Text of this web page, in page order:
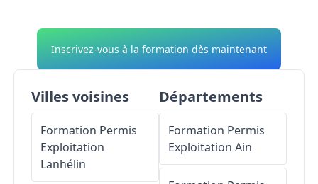
Inscrivez-vous à la formation dès maintenant
Villes voisines
Formation Permis
Exploitation
Lanhélin
Départements
Formation Permis
Exploitation Ain